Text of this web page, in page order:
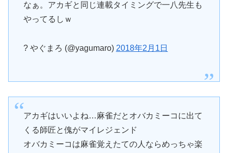
なぁ。アカギと同じ連載タイミングで一八先生も
やってるしｗ
? やぐまろ (@yagumaro) 2018年2月1日
アカギはいいよね…麻雀だとオバカミーコに出て
くる師匠と傀がマイレジェンド
オバカミーコは麻雀覚えたての人ならめっちゃ楽